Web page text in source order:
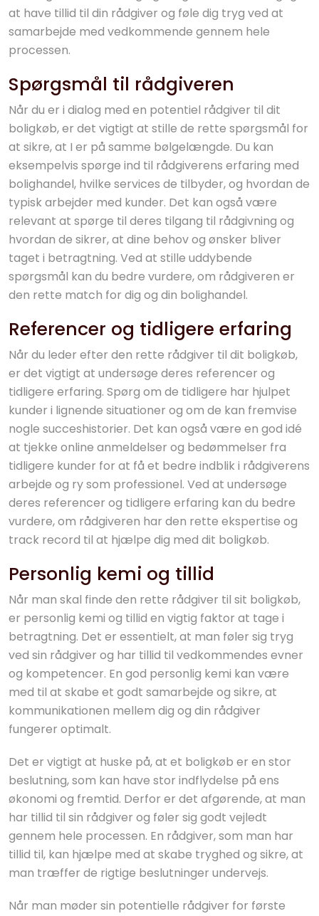
at have tillid til din rådgiver og føle dig tryg ved at
samarbejde med vedkommende gennem hele
processen.
Spørgsmål til rådgiveren
Når du er i dialog med en potentiel rådgiver til dit
boligkøb, er det vigtigt at stille de rette spørgsmål for
at sikre, at I er på samme bølgelængde. Du kan
eksempelvis spørge ind til rådgiverens erfaring med
bolighandel, hvilke services de tilbyder, og hvordan de
typisk arbejder med kunder. Det kan også være
relevant at spørge til deres tilgang til rådgivning og
hvordan de sikrer, at dine behov og ønsker bliver
taget i betragtning. Ved at stille uddybende
spørgsmål kan du bedre vurdere, om rådgiveren er
den rette match for dig og din bolighandel.
Referencer og tidligere erfaring
Når du leder efter den rette rådgiver til dit boligkøb,
er det vigtigt at undersøge deres referencer og
tidligere erfaring. Spørg om de tidligere har hjulpet
kunder i lignende situationer og om de kan fremvise
nogle succeshistorier. Det kan også være en god idé
at tjekke online anmeldelser og bedømmelser fra
tidligere kunder for at få et bedre indblik i rådgiverens
arbejde og ry som professionel. Ved at undersøge
deres referencer og tidligere erfaring kan du bedre
vurdere, om rådgiveren har den rette ekspertise og
track record til at hjælpe dig med dit boligkøb.
Personlig kemi og tillid
Når man skal finde den rette rådgiver til sit boligkøb,
er personlig kemi og tillid en vigtig faktor at tage i
betragtning. Det er essentielt, at man føler sig tryg
ved sin rådgiver og har tillid til vedkommendes evner
og kompetencer. En god personlig kemi kan være
med til at skabe et godt samarbejde og sikre, at
kommunikationen mellem dig og din rådgiver
fungerer optimalt.
Det er vigtigt at huske på, at et boligkøb er en stor
beslutning, som kan have stor indflydelse på ens
økonomi og fremtid. Derfor er det afgørende, at man
har tillid til sin rådgiver og føler sig godt vejledt
gennem hele processen. En rådgiver, som man har
tillid til, kan hjælpe med at skabe tryghed og sikre, at
man træffer de rigtige beslutninger undervejs.
Når man møder sin potentielle rådgiver for første